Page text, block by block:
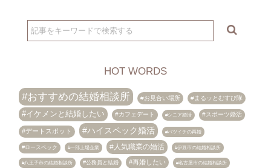
HOT WORDS
おすすめの結婚相談所 お見合い場所 まるッとむすび隊
イケメンと結婚したい カフェデート シニア婚活 スポーツ婚活
デートスポット ハイスペック婚活 バツイチの再婚
ロースペック 一部上場企業 人気職業の婚活 伊豆市の結婚相談所
八王子市の結婚相談所 公務員と結婚 再婚したい 名古屋市の結婚相談所